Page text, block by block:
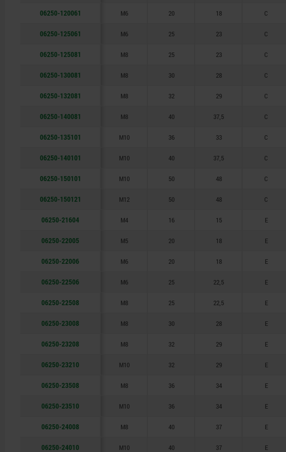
06250-120061 M6 20 18 C
06250-125061 M6 25 23 C
06250-125081 M8 25 23 C
06250-130081 M8 30 28 C
06250-132081 M8 32 29 C
06250-140081 M8 40 37,5 C
06250-135101 M10 36 33 C
06250-140101 M10 40 37,5 C
06250-150101 M10 50 48 C
06250-150121 M12 50 48 C
06250-21604 M4 16 15 E
06250-22005 M5 20 18 E
06250-22006 M6 20 18 E
06250-22506 M6 25 22,5 E
06250-22508 M8 25 22,5 E
06250-23008 M8 30 28 E
06250-23208 M8 32 29 E
06250-23210 M10 32 29 E
06250-23508 M8 36 34 E
06250-23510 M10 36 34 E
06250-24008 M8 40 37 E
06250-24010 M10 40 37 E